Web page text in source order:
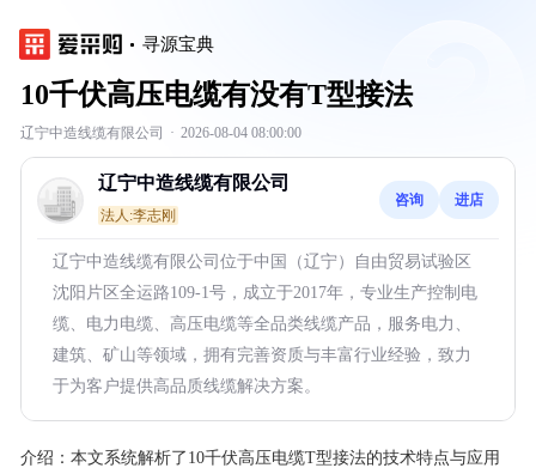
寻源宝典
10千伏高压电缆有没有T型接法
辽宁中造线缆有限公司 · 2026-08-04 08:00:00
辽宁中造线缆有限公司
法人:李志刚
咨询 进店
辽宁中造线缆有限公司位于中国（辽宁）自由贸易试验区
沈阳片区全运路109-1号，成立于2017年，专业生产控制电
缆、电力电缆、高压电缆等全品类线缆产品，服务电力、
建筑、矿山等领域，拥有完善资质与丰富行业经验，致力
于为客户提供高品质线缆解决方案。
介绍： 本文系统解析了10千伏高压电缆T型接法的技术特点与应用